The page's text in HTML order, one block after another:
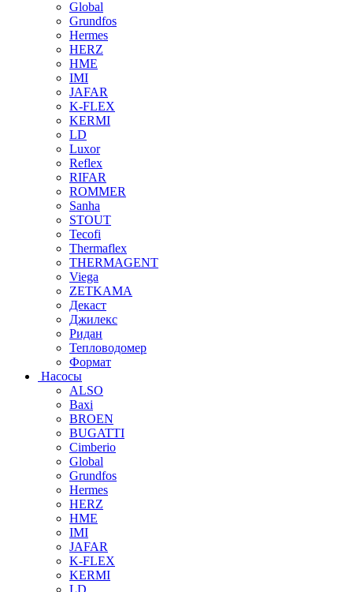
Global
Grundfos
Hermes
HERZ
HME
IMI
JAFAR
K-FLEX
KERMI
LD
Luxor
Reflex
RIFAR
ROMMER
Sanha
STOUT
Tecofi
Thermaflex
THERMAGENT
Viega
ZETKAMA
Декаст
Джилекс
Ридан
Тепловодомер
Формат
Насосы
ALSO
Baxi
BROEN
BUGATTI
Cimberio
Global
Grundfos
Hermes
HERZ
HME
IMI
JAFAR
K-FLEX
KERMI
LD